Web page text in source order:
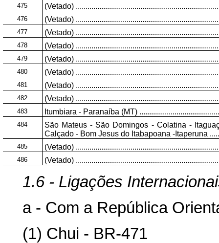
475 (Vetado)
476 (Vetado)
477 (Vetado)
478 (Vetado)
479 (Vetado)
480 (Vetado)
481 (Vetado)
482 (Vetado)
483 Itumbiara - Paranaíba (MT)
484
São Mateus - São Domingos - Colatina -
Calçado - Bom Jesus do Itabapoana -Itaperuna
485 (Vetado)
486 (Vetado)
1.6 - Ligações
a - Com a República
(1) Chui - BR-471